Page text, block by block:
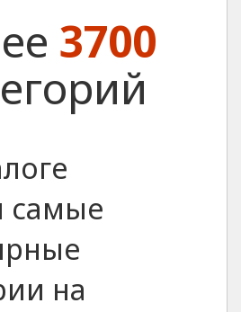
3700
самые
на